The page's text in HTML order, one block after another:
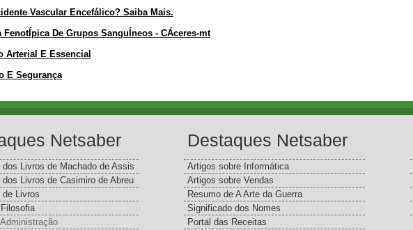
Vascular Encefálico? Saiba Mais.
FenotÍpica De Grupos SanguÍneos - CÁceres-mt
Arterial E Essencial
E Segurança
Netsaber
dos Livros de Machado de Assis
dos Livros de Casimiro de Abreu
de Livros
Destaques Netsaber
Artigos sobre Informática
Artigos sobre Vendas
Resumo de A Arte da Guerra
Significado dos Nomes
Portal das Receitas